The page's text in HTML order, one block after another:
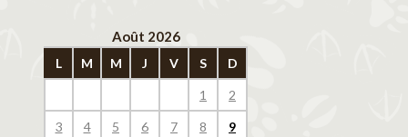
Août 2026
L M M J V S D
1 2
3 4 5 6 7 8 9